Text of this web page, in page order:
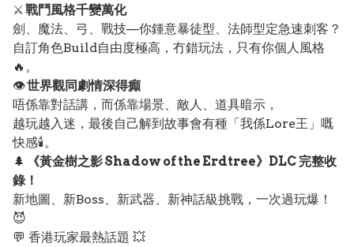
⚔️戰鬥風格千變萬化
劍、魔法、弓、戰技—你鍾意暴徒型、法師型定急速刺客？
自訂角色Build自由度極高，冇錯玩法，只有你個人風格
🔥。
👁️世界觀同劇情深得癲
唔係靠對話講，而係靠場景、敵人、道具暗示，
越玩越入迷，最後自己解到故事會有種「我係Lore王」嘅
快感🕯️。
🌲
《黃金樹之影 Shadow of the Erdtree》DLC 完整收
錄！
新地圖、新Boss、新武器、新神話級挑戰，一次過玩爆！
😈
💬 香港玩家最熱話題 💥